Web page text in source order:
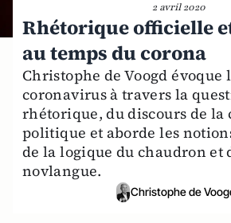
2 avril 2020
Rhétorique officielle
au temps du corona
Christophe de Voogd évoque
coronavirus à travers la
rhétorique, du discours de la
politique et aborde les
de la logique du chaudron et
novlangue.
Christophe de